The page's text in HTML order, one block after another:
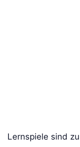
Lernspiele sind